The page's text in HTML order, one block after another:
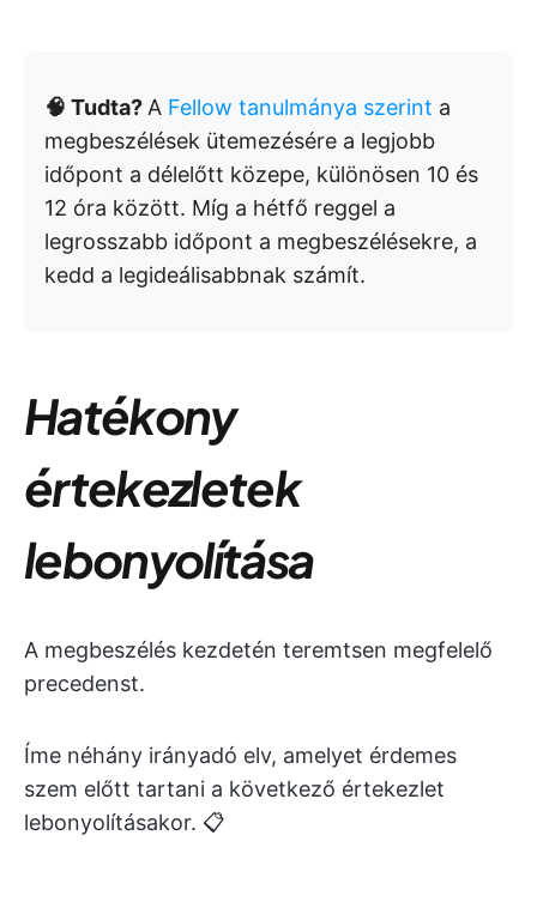
🧠 Tudta? A Fellow tanulmánya szerint a
megbeszélések ütemezésére a legjobb
időpont a délelőtt közepe, különösen 10 és
12 óra között. Míg a hétfő reggel a
legrosszabb időpont a megbeszélésekre, a
kedd a legideálisabbnak számít.
Hatékony
értekezletek
lebonyolítása
A megbeszélés kezdetén teremtsen megfelelő
precedenst.
Íme néhány irányadó elv, amelyet érdemes
szem előtt tartani a következő értekezlet
lebonyolításakor. 📋